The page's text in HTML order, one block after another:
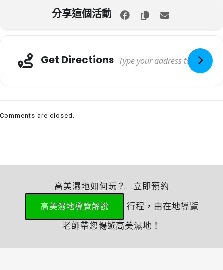
分享這個活動
Get Directions
Comments are closed.
高美濕地如何玩？...立即預約
高美濕地導覽解說
行程，由在地導覽
老師帶您暢遊高美濕地！